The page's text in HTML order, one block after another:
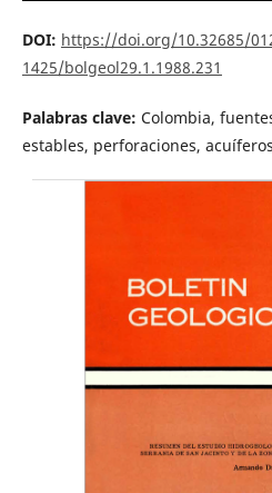
DOI: https://doi.org/10.32685/
1425/bolgeol29.1.1988.231
Palabras clave: Colombia,
estables, perforaciones,